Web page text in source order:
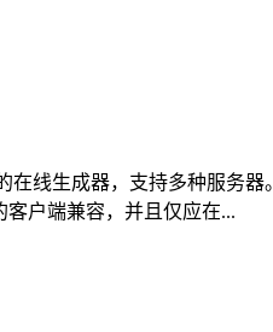
生成器，支持多种服务器。
户端兼容，并且仅应在...